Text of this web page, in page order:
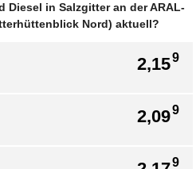
Diesel in Salzgitter an der ARAL-
Nord) aktuell?
2,159
2,099
9